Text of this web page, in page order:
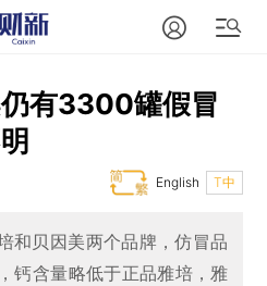
有3300罐假冒
T中
English
和贝因美两个品牌，仿冒品
钙含量略低于正品雅培，雅